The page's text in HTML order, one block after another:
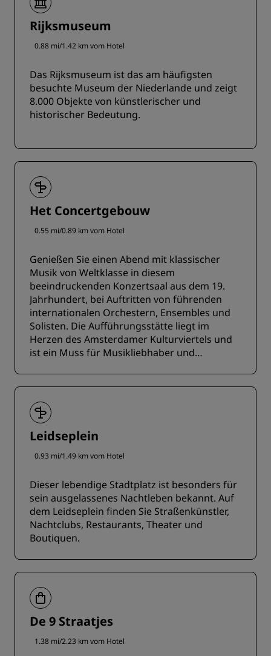
Rijksmuseum
0.88 mi/1.42 km vom Hotel
Das Rijksmuseum ist das am häufigsten
besuchte Museum der Niederlande und zeigt
8.000 Objekte von künstlerischer und
historischer Bedeutung.
Het Concertgebouw
0.55 mi/0.89 km vom Hotel
Genießen Sie einen Abend mit klassischer
Musik von Weltklasse in diesem
beeindruckenden Konzertsaal aus dem 19.
Jahrhundert, bei Auftritten von führenden
internationalen Orchestern, Ensembles und
Solisten. Die Aufführungsstätte liegt im
Herzen des Amsterdamer Kulturviertels und
ist ein Muss für Musikliebhaber und
Leidseplein
0.93 mi/1.49 km vom Hotel
Dieser lebendige Stadtplatz ist besonders für
sein ausgelassenes Nachtleben bekannt. Auf
dem Leidseplein finden Sie Straßenkünstler,
Nachtclubs, Restaurants, Theater und
Boutiquen.
De 9 Straatjes
1.38 mi/2.23 km vom Hotel